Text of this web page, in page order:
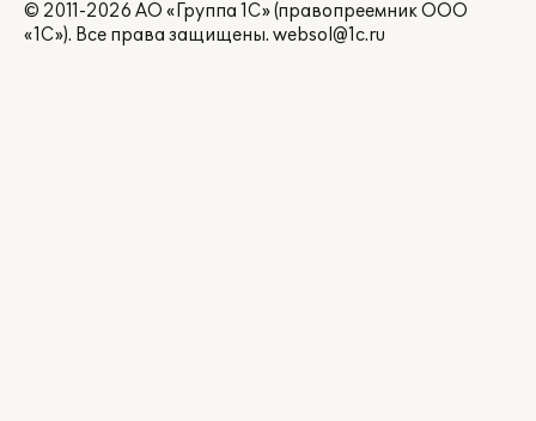
© 2011-2026 АО «Группа 1С» (правопреемник ООО
«1С»). Все права защищены. websol@1c.ru